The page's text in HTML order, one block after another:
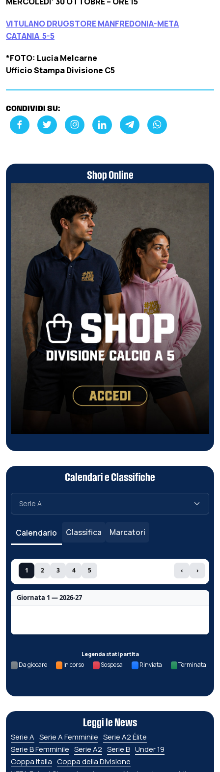
VITULANO DRUGSTORE MANFREDONIA-META
CATANIA 5-5
*FOTO: Lucia Melcarne
Ufficio Stampa Divisione C5
CONDIVIDI SU:
Shop Online
Calendari e Classifiche
Calendario Classifica Marcatori
1 2 3 4 5 ‹ ›
Giornata 1 — 2026-27
Legenda stati partita
Da giocare In corso Sospesa Rinviata Terminata
Leggi le News
Serie A Serie A Femminile Serie A2 Élite
Serie B Femminile Serie A2 Serie B Under 19
Coppa Italia Coppa della Divisione